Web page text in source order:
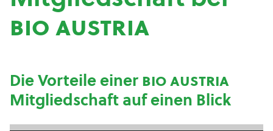
bio austria
Die Vorteile einerbio austria
Mitgliedschaft auf einen Blick